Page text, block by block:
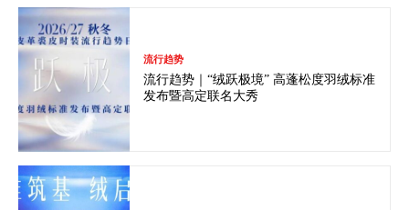
流行趋势
流行趋势｜“绒跃极境” 高蓬松度羽绒标准
发布暨高定联名大秀